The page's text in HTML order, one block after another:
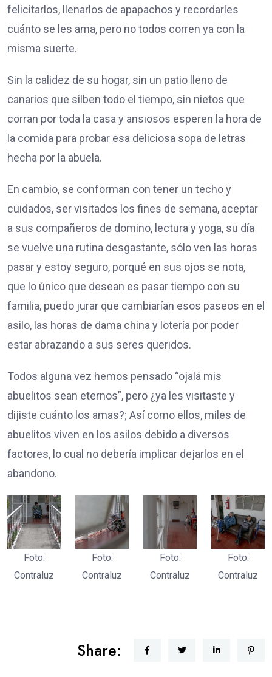
felicitarlos, llenarlos de apapachos y recordarles
cuánto se les ama, pero no todos corren ya con la
misma suerte.
Sin la calidez de su hogar, sin un patio lleno de
canarios que silben todo el tiempo, sin nietos que
corran por toda la casa y ansiosos esperen la hora de
la comida para probar esa deliciosa sopa de letras
hecha por la abuela.
En cambio, se conforman con tener un techo y
cuidados, ser visitados los fines de semana, aceptar
a sus compañeros de domino, lectura y yoga, su día
se vuelve una rutina desgastante, sólo ven las horas
pasar y estoy seguro, porqué en sus ojos se nota,
que lo único que desean es pasar tiempo con su
familia, puedo jurar que cambiarían esos paseos en el
asilo, las horas de dama china y lotería por poder
estar abrazando a sus seres queridos.
Todos alguna vez hemos pensado “ojalá mis
abuelitos sean eternos”, pero ¿ya les visitaste y
dijiste cuánto los amas?; Así como ellos, miles de
abuelitos viven en los asilos debido a diversos
factores, lo cual no debería implicar dejarlos en el
abandono.
Foto:
Contraluz
Foto:
Contraluz
Foto:
Contraluz
Foto:
Contraluz
Share: